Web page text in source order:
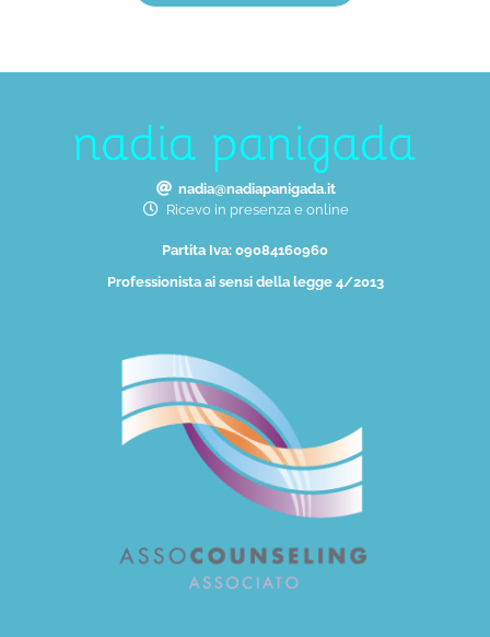
nadia@nadiapanigada.it
Ricevo in presenza e online
Partita Iva: 09084160960
Professionista ai sensi della legge 4/2013